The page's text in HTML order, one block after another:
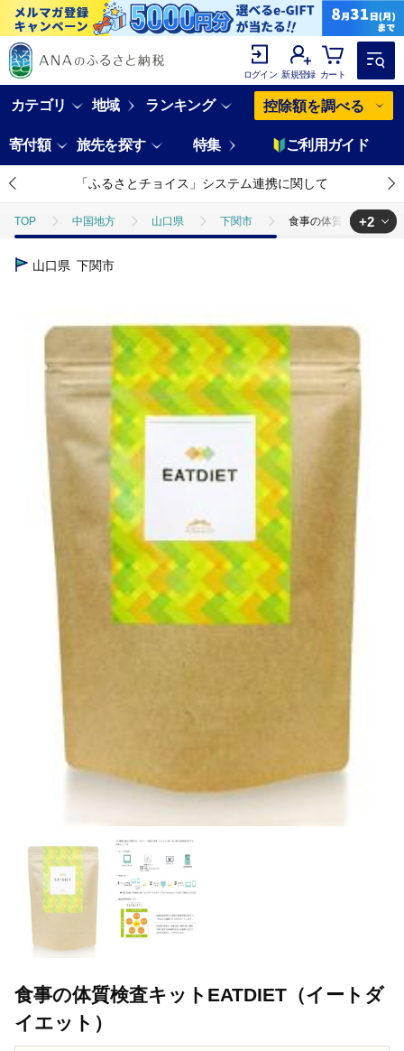
ログイン 新規登録 カート
カテゴリ 地域 ランキング 控除額を調べる
寄付額 旅先を探す 特集 ご利用ガイド
「ふるさとチョイス」システム連携に関して
TOP 中国地方 山口県 下関市 食事の体質検査キット
TOP
+2
山口県 下関市
食事の体質検査キットEATDIET（イートダ
イエット）